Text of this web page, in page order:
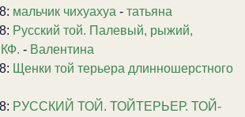
мальчик чихуахуа - татьяна
Русский той. Палевый, рыжий,
- Валентина
Щенки той терьера длинношерстного
РУССКИЙ ТОЙ. ТОЙТЕРЬЕР. ТОЙ-